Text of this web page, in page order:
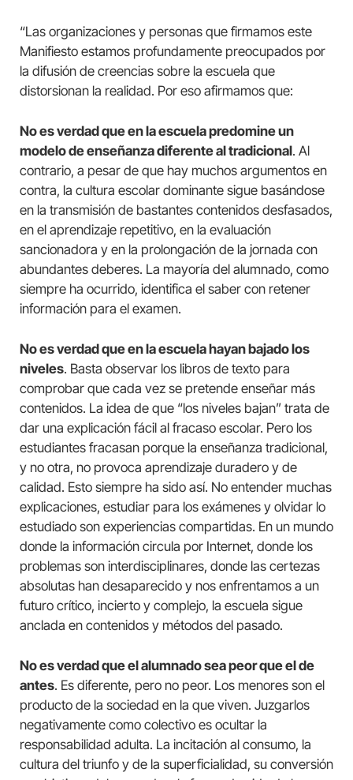
“Las organizaciones y personas que firmamos este
Manifiesto estamos profundamente preocupados por
la difusión de creencias sobre la escuela que
distorsionan la realidad. Por eso afirmamos que:
No es verdad que en la escuela predomine un
modelo de enseñanza diferente al tradicional. Al
contrario, a pesar de que hay muchos argumentos en
contra, la cultura escolar dominante sigue basándose
en la transmisión de bastantes contenidos desfasados,
en el aprendizaje repetitivo, en la evaluación
sancionadora y en la prolongación de la jornada con
abundantes deberes. La mayoría del alumnado, como
siempre ha ocurrido, identifica el saber con retener
información para el examen.
No es verdad que en la escuela hayan bajado los
niveles. Basta observar los libros de texto para
comprobar que cada vez se pretende enseñar más
contenidos. La idea de que “los niveles bajan” trata de
dar una explicación fácil al fracaso escolar. Pero los
estudiantes fracasan porque la enseñanza tradicional,
y no otra, no provoca aprendizaje duradero y de
calidad. Esto siempre ha sido así. No entender muchas
explicaciones, estudiar para los exámenes y olvidar lo
estudiado son experiencias compartidas. En un mundo
donde la información circula por Internet, donde los
problemas son interdisciplinares, donde las certezas
absolutas han desaparecido y nos enfrentamos a un
futuro crítico, incierto y complejo, la escuela sigue
anclada en contenidos y métodos del pasado.
No es verdad que el alumnado sea peor que el de
antes. Es diferente, pero no peor. Los menores son el
producto de la sociedad en la que viven. Juzgarlos
negativamente como colectivo es ocultar la
responsabilidad adulta. La incitación al consumo, la
cultura del triunfo y de la superficialidad, su conversión